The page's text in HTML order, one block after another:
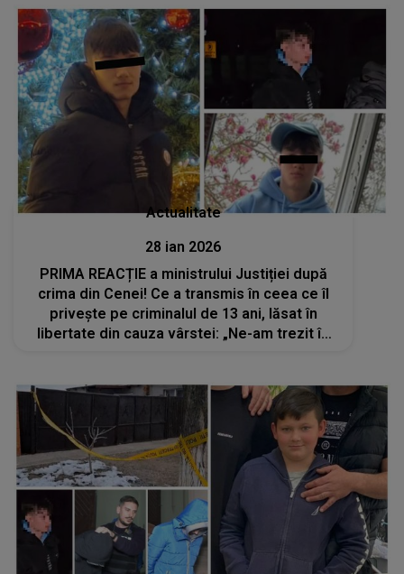
Actualitate
28 ian 2026
PRIMA REACȚIE a ministrului Justiției după
crima din Cenei! Ce a transmis în ceea ce îl
privește pe criminalul de 13 ani, lăsat în
libertate din cauza vârstei: „Ne-am trezit în